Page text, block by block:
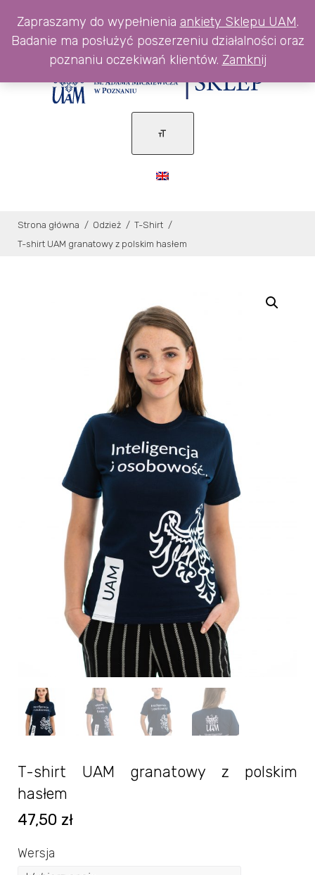
content
0
Strona główna / Odzież / T-Shirt /
T-shirt UAM granatowy z polskim hasłem
T-shirt UAM granatowy z polskim
hasłem
47,50 zł
Wersja
Zapraszamy do wypełnienia ankiety Sklepu UAM.
Badanie ma posłużyć poszerzeniu działalności oraz
poznaniu oczekiwań klientów. Zamknij